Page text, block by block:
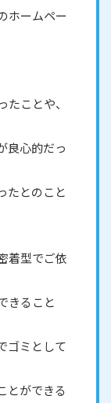
ホームペー
ことや、
良心的だっ
たとのこと
着型でご依
きること
ゴミとして
とができる